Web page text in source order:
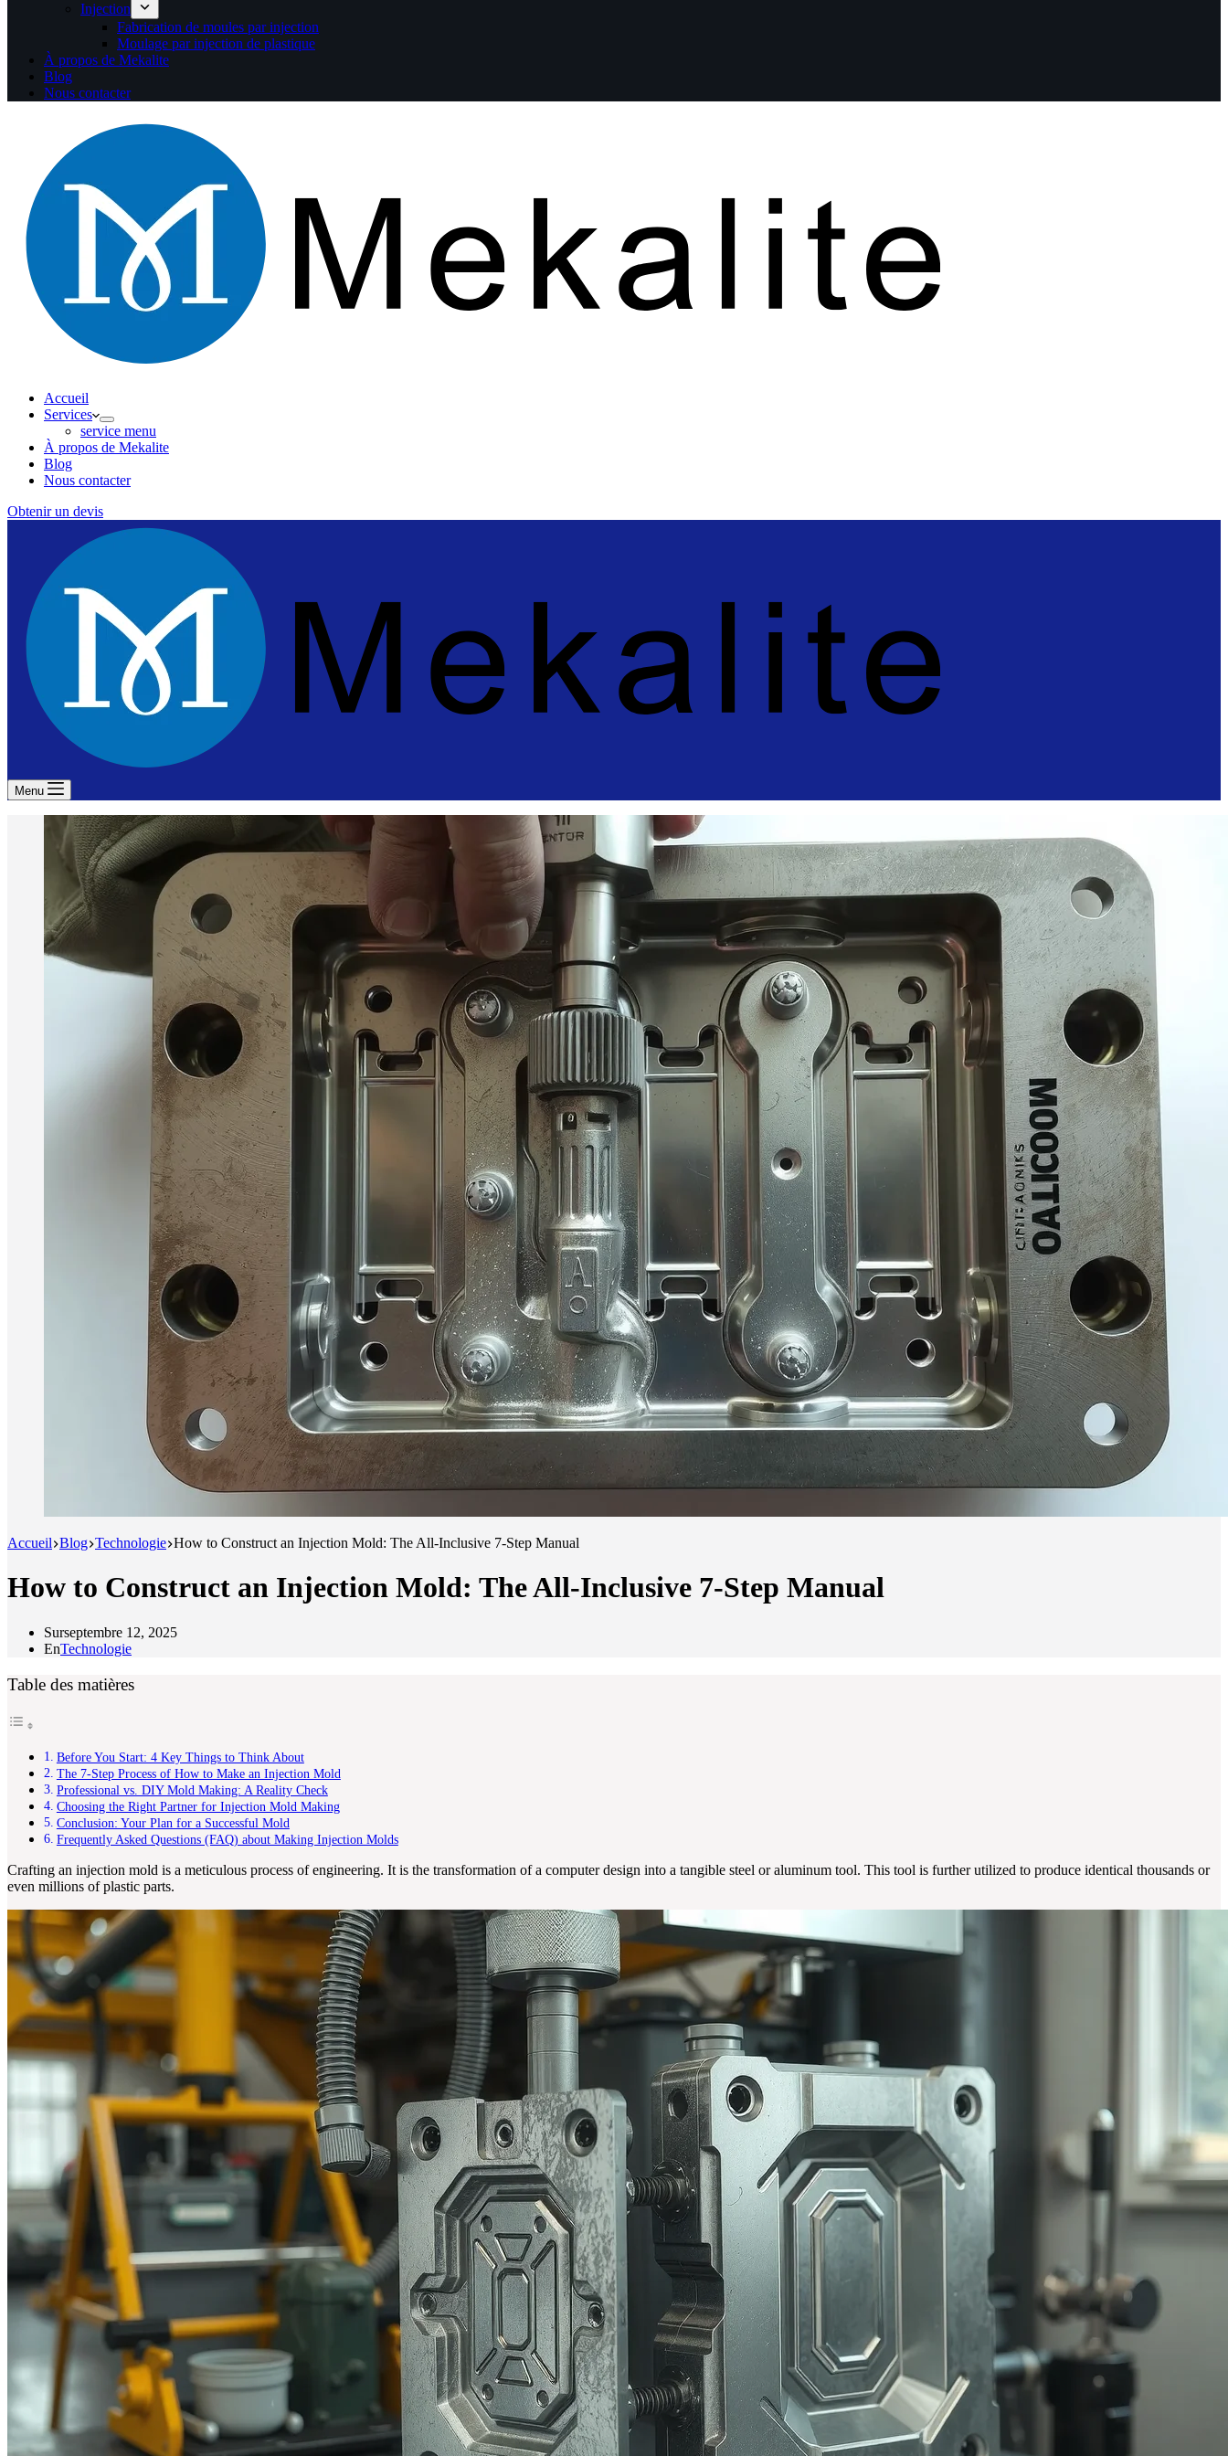
Injection
Fabrication de moules par injection
Moulage par injection de plastique
À propos de Mekalite
Blog
Nous contacter
Accueil
Services
service menu
À propos de Mekalite
Blog
Nous contacter
Obtenir un devis
Menu
Accueil Blog Technologie How to Construct an Injection Mold: The All-Inclusive 7-Step Manual
How to Construct an Injection Mold: The All-Inclusive 7-Step Manual
Surseptembre 12, 2025
EnTechnologie
Table des matières
Before You Start: 4 Key Things to Think About
The 7-Step Process of How to Make an Injection Mold
Professional vs. DIY Mold Making: A Reality Check
Choosing the Right Partner for Injection Mold Making
Conclusion: Your Plan for a Successful Mold
Frequently Asked Questions (FAQ) about Making Injection Molds
Crafting an injection mold is a meticulous process of engineering. It is the transformation of a computer design into a tangible steel or aluminum tool. This tool is further utilized to produce identical thousands or
even millions of plastic parts.